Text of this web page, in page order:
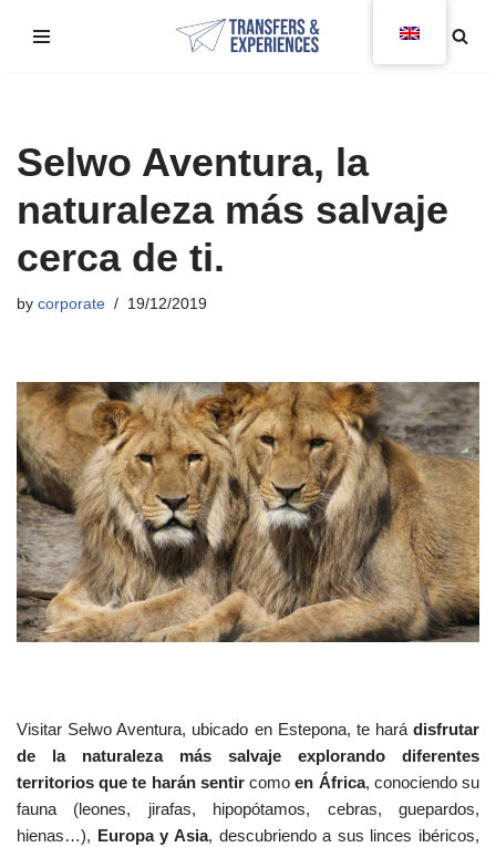
Selwo Aventura, la
naturaleza más salvaje
cerca de ti.
by corporate 19/12/2019
Visitar Selwo Aventura, ubicado en Estepona, te hará disfrutar
de la naturaleza más salvaje explorando diferentes
territorios que te harán sentircomoen África, conociendo su
fauna (leones, jirafas, hipopótamos, cebras, guepardos,
hienas…), Europa y Asia, descubriendo a sus linces ibéricos,